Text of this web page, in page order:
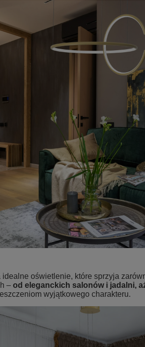
idealne oświetlenie, które sprzyja
– od eleganckich salonów i jadalni,
wyjątkowego charakteru.